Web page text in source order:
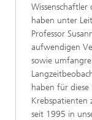
haben unter
Professor
aufwendigen
sowie
haben für diese
Krebspatienten
seit 1995 in